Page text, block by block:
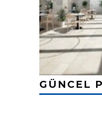
GÜNCEL